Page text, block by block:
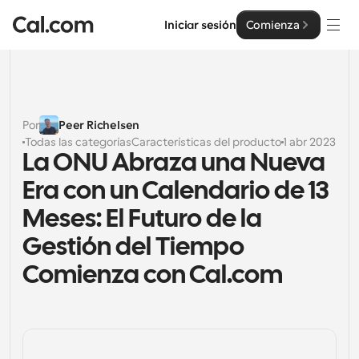
Iniciar sesión Comienza
Soluciones
Por tamaño del equipo
Para individuos
Programación personal hecha simple
Programación colaborativa para grupos
Empresa
Desarrollador
Por
Peer Richelsen
Todas las categoríasCaracterísticas del producto1 abr 2023
La ONU Abraza una Nueva
Era con un Calendario de 13
Meses: El Futuro de la
Gestión del Tiempo
Comienza con Cal.com